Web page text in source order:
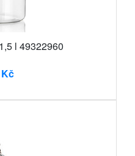
l 49322960